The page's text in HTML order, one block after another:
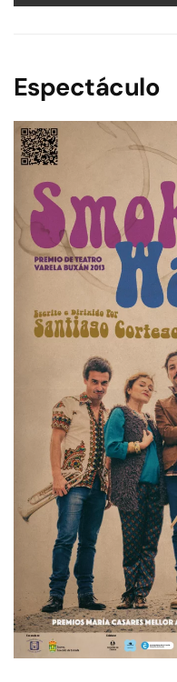
Espectáculo